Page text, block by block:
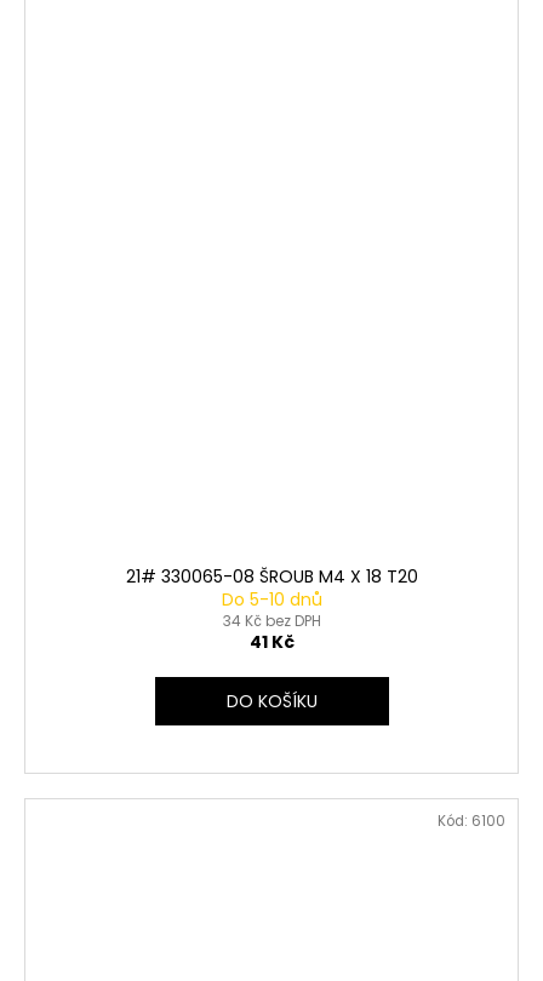
21# 330065-08 ŠROUB M4 X 18 T20
Do 5-10 dnů
34 Kč bez DPH
41 Kč
DO KOŠÍKU
Kód: 6100